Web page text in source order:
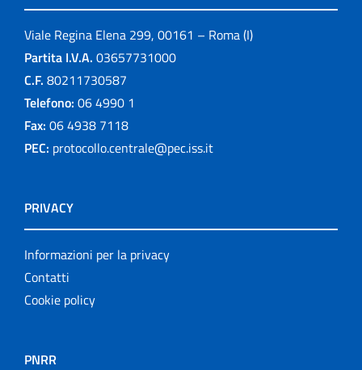
Viale Regina Elena 299, 00161 – Roma (I)
Partita I.V.A. 03657731000
C.F. 80211730587
Telefono: 06 4990 1
Fax: 06 4938 7118
PEC: protocollo.centrale@pec.iss.it
PRIVACY
Informazioni per la privacy
Contatti
Cookie policy
PNRR